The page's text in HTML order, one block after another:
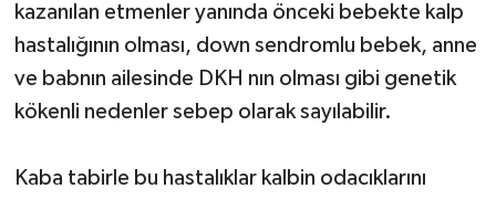
kazanılan etmenler yanında önceki bebekte kalp
hastalığının olması, down sendromlu bebek, anne
ve babnın ailesinde DKH nın olması gibi genetik
kökenli nedenler sebep olarak sayılabilir.
Kaba tabirle bu hastalıklar kalbin odacıklarını